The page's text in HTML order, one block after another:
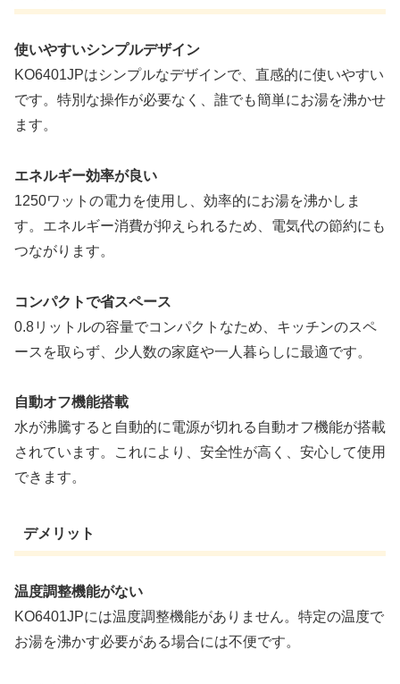
使いやすいシンプルデザイン
KO6401JPはシンプルなデザインで、直感的に使いやすい
です。特別な操作が必要なく、誰でも簡単にお湯を沸かせ
ます。
エネルギー効率が良い
1250ワットの電力を使用し、効率的にお湯を沸かしま
す。エネルギー消費が抑えられるため、電気代の節約にも
つながります。
コンパクトで省スペース
0.8リットルの容量でコンパクトなため、キッチンのスペ
ースを取らず、少人数の家庭や一人暮らしに最適です。
自動オフ機能搭載
水が沸騰すると自動的に電源が切れる自動オフ機能が搭載
されています。これにより、安全性が高く、安心して使用
できます。
デメリット
温度調整機能がない
KO6401JPには温度調整機能がありません。特定の温度で
お湯を沸かす必要がある場合には不便です。